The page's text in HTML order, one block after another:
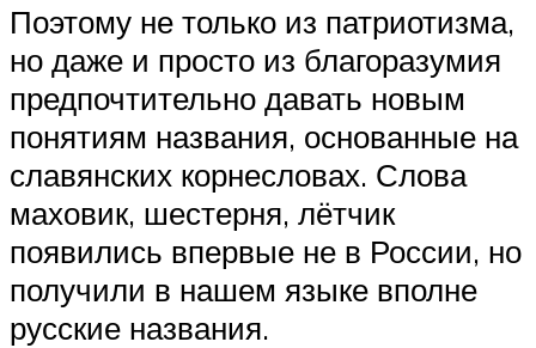
Поэтому не только из патриотизма,
но даже и просто из благоразумия
предпочтительно давать новым
понятиям названия, основанные на
славянских корнесловах. Слова
маховик, шестерня, лётчик
появились впервые не в России, но
получили в нашем языке вполне
русские названия.